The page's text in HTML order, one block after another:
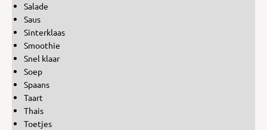
Salade
Saus
Sinterklaas
Smoothie
Snel klaar
Soep
Spaans
Taart
Thais
Toetjes